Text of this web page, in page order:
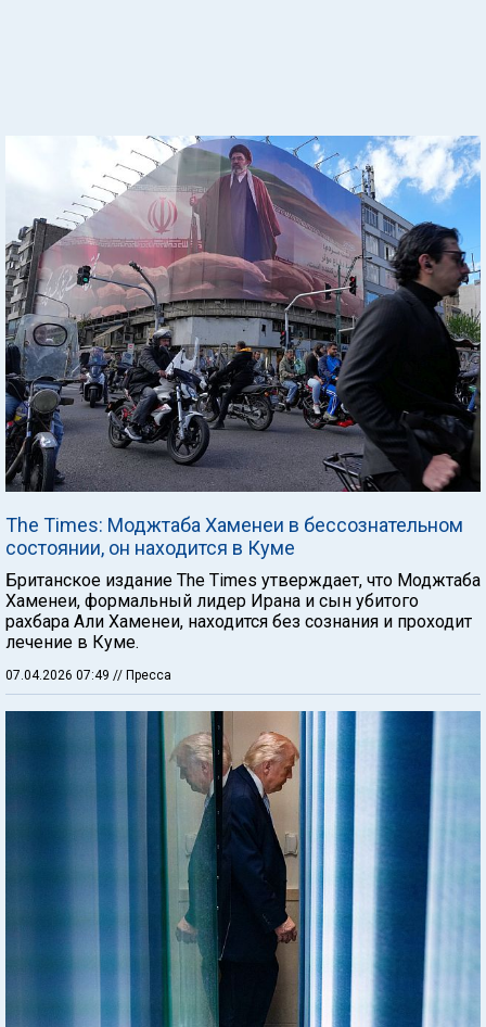
The Times: Моджтаба Хаменеи в бессознательном
состоянии, он находится в Куме
Британское издание The Times утверждает, что Моджтаба
Хаменеи, формальный лидер Ирана и сын убитого
рахбара Али Хаменеи, находится без сознания и проходит
лечение в Куме.
07.04.2026 07:49 // Пресса